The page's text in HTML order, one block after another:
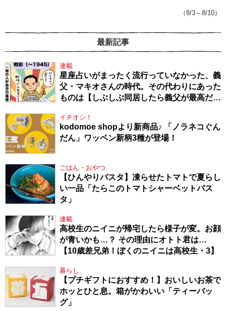
（8/3～8/10）
最新記事
連載
星座占いがまったく流行っていなかった、義
父・マキオさんの時代。その代わりにあった
ものは【しぶしぶ同居したら義父が最高だっ
イチオシ！
kodomoe shopより新商品♪ 「ノラネコぐん
だん」ワッペン新柄3種が登場！
ごはん・おやつ
【ひんやりパスタ】凍らせたトマトで夏らし
い一品「たらこのトマトシャーベットパス
タ」
連載
高校生のニイニが帰宅したら様子が変。お顔
が青いかも…？ その理由にオトト君は…
【10歳差兄弟！ぼくのニイニは高校生・3】
暮らし
【プチギフトにおすすめ！】おいしいお茶で
ホッとひと息。箱がかわいい「ティーバッ
グ」